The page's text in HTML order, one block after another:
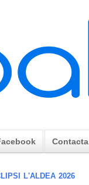
Contacta
L'ALDEA 2026